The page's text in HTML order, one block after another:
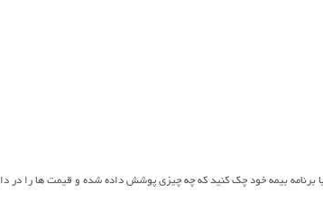
برنامه بیمه خود چک کنید که چه چیزی پوشش داده شده و قیمت ها را در